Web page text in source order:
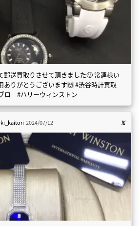
送買取りさせて頂きました🙂 常連様い
ありがとうございます🙌 #渋谷時計買取
#ハリーウィンストン
2024/07/12